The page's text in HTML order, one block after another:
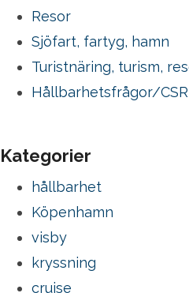
Resor
Sjöfart, fartyg, hamn
Turistnäring, turism,
Hållbarhetsfrågor/CSR
Kategorier
hållbarhet
Köpenhamn
visby
kryssning
cruise